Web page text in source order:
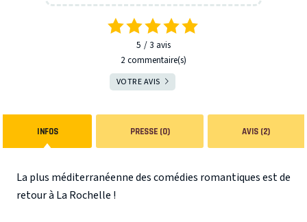
5 3 avis
2 commentaire(s)
VOTRE AVIS
INFOS PRESSE (0) AVIS (2)
La plus méditerranéenne des comédies romantiques est de
retour à La Rochelle !